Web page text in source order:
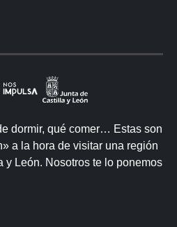
dormir, qué comer… Estas son
a la hora de visitar una región
y León. Nosotros te lo ponemos